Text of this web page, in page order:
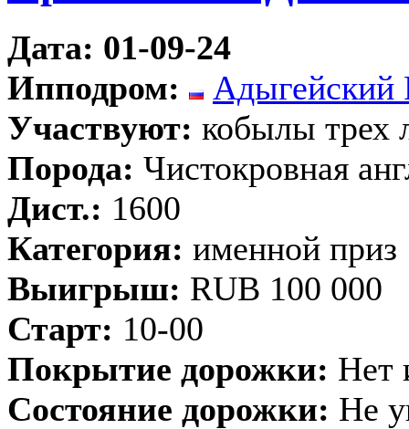
Дата: 01-09-24
Ипподром:
Адыгейский
Участвуют: кобылы трех
Порода: Чистокровная
Дист.: 1600
Категория: именной приз
Выигрыш: RUB 100 000
Старт: 10-00
Покрытие дорожки: Нет
Состояние дорожки: Не